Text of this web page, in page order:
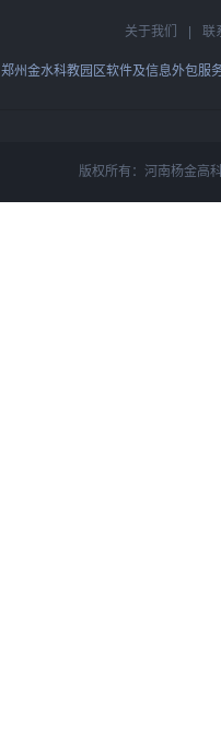
关于我们 联
郑州金水科教园区软件及信息外包服
版权所有：河南杨金高